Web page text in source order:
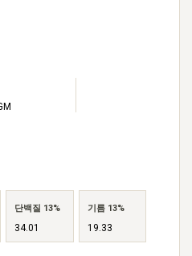
단백질 13%
34.01
기름 13%
19.33